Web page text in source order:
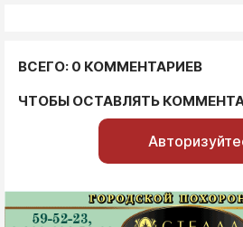
ВСЕГО: 0 КОММЕНТАРИЕВ
ЧТОБЫ ОСТАВЛЯТЬ